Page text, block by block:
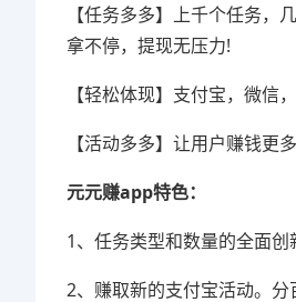
【任务多多】上千个任务
拿不停，提现无压力!
【轻松体现】支付宝，微信
【活动多多】让用户赚钱更
元元赚app特色：
1、任务类型和数量的全面创
2、赚取新的支付宝活动。分